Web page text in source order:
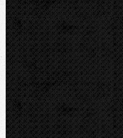
Novinky
Videoinspekce